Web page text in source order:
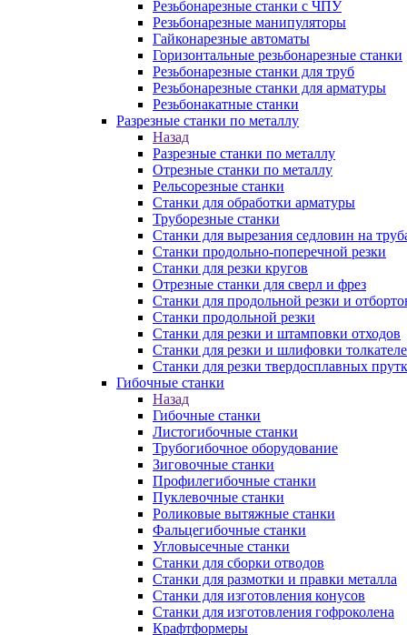
Резьбонарезные станки с ЧПУ
Резьбонарезные манипуляторы
Гайконарезные автоматы
Горизонтальные резьбонарезные станки
Резьбонарезные станки для труб
Резьбонарезные станки для арматуры
Резьбонакатные станки
Разрезные станки по металлу
Назад
Разрезные станки по металлу
Отрезные станки по металлу
Рельсорезные станки
Станки для обработки арматуры
Труборезные станки
Станки для вырезания седловин на
Станки продольно-поперечной резки
Станки для резки кругов
Отрезные станки для сверл и фрез
Станки для продольной резки и
Станки продольной резки
Станки для резки и штамповки отходов
Станки для резки и шлифовки
Станки для резки твердосплавных
Гибочные станки
Назад
Гибочные станки
Листогибочные станки
Трубогибочное оборудование
Зиговочные станки
Профилегибочные станки
Пуклевочные станки
Роликовые вытяжные станки
Фальцегибочные станки
Угловысечные станки
Станки для сборки отводов
Станки для размотки и правки металла
Станки для изготовления конусов
Станки для изготовления гофроколена
Крафтформеры